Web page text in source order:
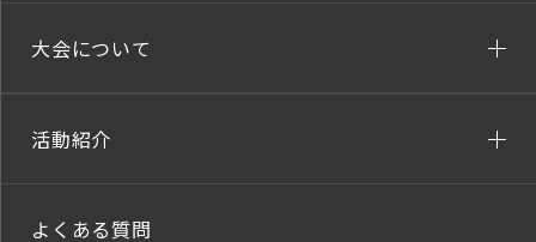
大会について
活動紹介
よくある質問